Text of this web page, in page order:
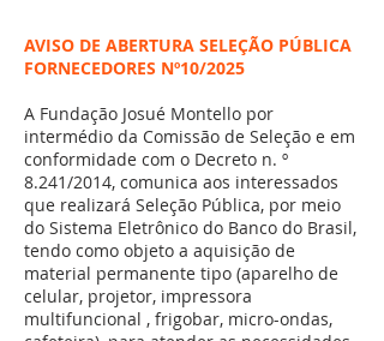
AVISO DE ABERTURA SELEÇÃO PÚBLICA
FORNECEDORES Nº10/2025
A Fundação Josué Montello por
intermédio da Comissão de Seleção e em
conformidade com o Decreto n. º
8.241/2014, comunica aos interessados
que realizará Seleção Pública, por meio
do Sistema Eletrônico do Banco do Brasil,
tendo como objeto a aquisição de
material permanente tipo (aparelho de
celular, projetor, impressora
multifuncional , frigobar, micro-ondas,